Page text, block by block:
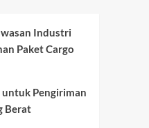
Industri
Paket Cargo
untuk Pengiriman
Berat